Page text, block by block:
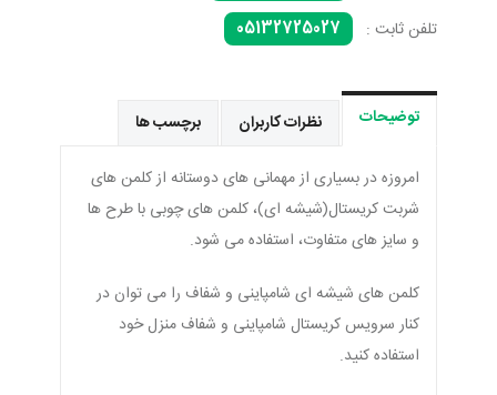
تلفن ثابت :
05132725027
توضیحات نظرات کاربران برچسب ها
امروزه در بسیاری از مهمانی های دوستانه از کلمن های
شربت کریستال(شیشه ای)، کلمن های چوبی با طرح ها
و سایز های متفاوت، استفاده می شود.
کلمن های شیشه ای شامپاینی و شفاف را می توان در
کنار سرویس کریستال شامپاینی و شفاف منزل خود
استفاده کنید.